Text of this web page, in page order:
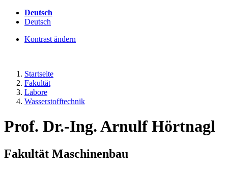
Deutsch
Deutsch
Kontrast ändern
Startseite
Fakultät
Labore
Wasserstofftechnik
Prof. Dr.-Ing. Arnulf Hörtnagl
Fakultät Maschinenbau